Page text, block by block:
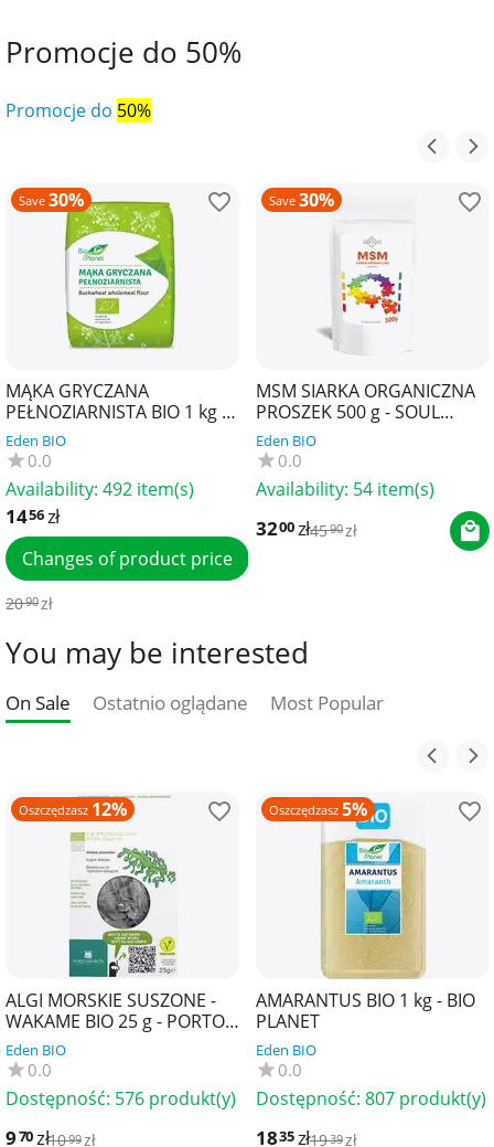
Promocje do 50%
Promocje do 50%
Save 30%
MĄKA GRYCZANA
PEŁNOZIARNISTA BIO 1 kg -
BIO PLANET
Eden BIO
0.0
Availability: 492 item(s)
1456zł
Changes of product price
2090zł
Save 30%
MSM SIARKA ORGANICZNA
PROSZEK 500 g - SOUL
FARM
Eden BIO
0.0
Availability: 54 item(s)
3200zł4590zł
You may be interested
On Sale Ostatnio oglądane Most Popular
Oszczędzasz 12%
ALGI MORSKIE SUSZONE -
WAKAME BIO 25 g - PORTO
MUINOS
Eden BIO
0.0
Dostępność: 576 produkt(y)
970zł1099zł
Oszczędzasz 5%
AMARANTUS BIO 1 kg - BIO
PLANET
Eden BIO
0.0
Dostępność: 807 produkt(y)
1835zł1939zł